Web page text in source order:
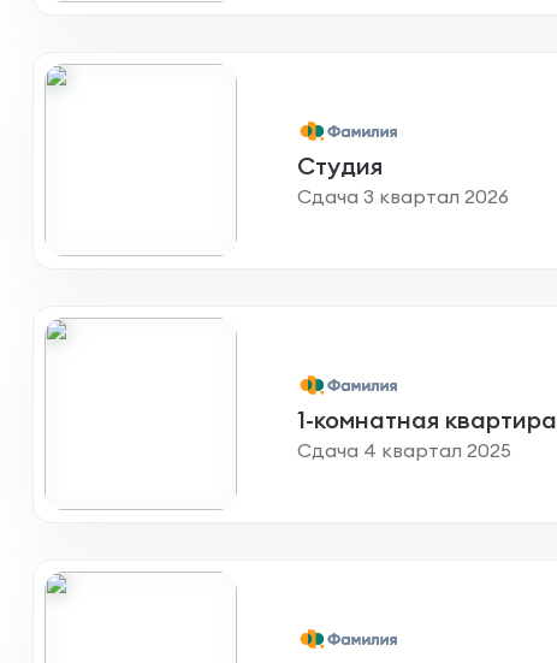
Студия
Сдача 3 квартал 2026
1-комнатная квартира
Сдача 4 квартал 2025